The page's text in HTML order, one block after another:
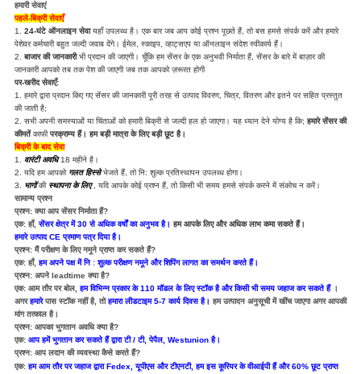
हमारी सेवाएं
पहले-बिक्री सेवाएँ
1. 24-घंटे ऑनलाइन सेवायहाँ उपलब्ध है। एक बार जब आप कोई प्रश्न पूछते हैं, तो बस हमसे संपर्क करें और हमारे
पेशेवर कर्मचारी बहुत जल्दी जवाब देंगे। ईमेल, स्काइप, व्हाट्सएप या ऑनलाइन संदेश स्वीकार्य हैं।
2. बाजार की जानकारीभी प्रदान की जाएगी। चूँकि हम सेंसर के एक अनुभवी निर्माता हैं, सेंसर के बारे में बाज़ार की
जानकारी आपको तब तक पेश की जाएगी जब तक आपको ज़रूरत होगी
पर-खरीद सेवाएँ:
1. हमारे द्वारा प्रदान किए गए सेंसर की जानकारी पूरी तरह से उत्पाद विवरण, चित्र, वितरण और इतने पर सहित प्रस्तुत
की जाती है;
2. सभी अपनी समस्याओं या चिंताओं को हमारी बिक्री से जल्दी हल हो जाएगा। यह ध्यान देने योग्य है कि; हमारे सेंसर की
कीमतेंकाफीपरक्राम्य हैं। हम बड़ी मात्रा के लिए बड़ी छूट है।
बिक्री के बाद सेवा
1. वारंटी अवधि18 महीने है।
2. यदि हम आपको गलत हिस्सेभेजते हैं, तो नि: शुल्क प्रतिस्थापन उपलब्ध होगा।
3. भागोंकी स्थापना के लिए, यदि आपके कोई प्रश्न हैं, तो किसी भी समय हमसे संपर्क करने में संकोच न करें।
सामान्य प्रश्न
प्रश्न: क्या आप सेंसर निर्माता हैं?
एक: हाँ, सेंसर क्षेत्र में 30 से अधिक वर्षों का अनुभव है। हम आपके लिए और अधिक लाभ कमा सकते हैं।
हमारे उत्पाद CE प्रमाण पत्र दिया है।
प्रश्न: मैं परीक्षण के लिए नमूने प्राप्त कर सकते हैं?
एक: हाँ, हम अपने पक्ष में नि: शुल्क परीक्षण नमूने और शिपिंग लागत का समर्थन करते हैं।
प्रश्न: अपने leadtime क्या है?
एक: आम तौर पर बोल, हम विभिन्न प्रकार के 110 मॉडल के लिए स्टॉक है और किसी भी समय जहाज कर सकते हैं।
अगरहमारेपास स्टॉक नहीं है, तोहमारा लीडटाइम 5-7 कार्य दिवस है। हम उत्पादन अनुसूची में खींच जाएगा अगर आपकी
मांग तत्काल है।
प्रश्न: आपका भुगतान अवधि क्या है?
एक: आप हमें भुगतान कर सकते हैं द्वारा टी / टी, पेपैल, Westunion है।
प्रश्न: आप लदान की व्यवस्था कैसे करते हैं?
एक: हम आम तौर पर जहाज द्वारा Fedex, यूपीएस और टीएनटी, हम इस कूरियर के वीआईपी हैं और 60% छूट प्राप्त